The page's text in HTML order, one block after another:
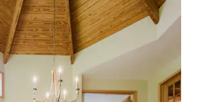
s oznakom „Odabrali gosti”